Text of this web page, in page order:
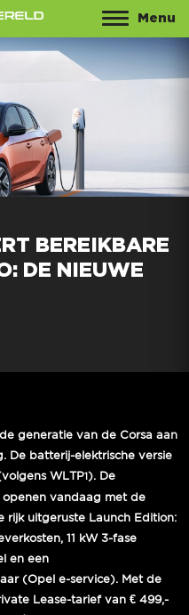
Menu
BEREIKBARE
DE NIEUWE
generatie van de Corsa aan
De batterij-elektrische versie
WLTP1 ). De
openen vandaag met de
rijk uitgeruste Launch Edition:
11 kW 3-fase
en een
(Opel e-service). Met de
Lease-tarief van € 499,-